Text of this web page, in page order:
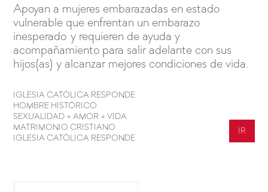
Apoyan a mujeres embarazadas en estado
vulnerable que enfrentan un embarazo
inesperado y requieren de ayuda y
acompañamiento para salir adelante con sus
hijos(as) y alcanzar mejores condiciones de vida.
IGLESIA CATÓLICA RESPONDE
HOMBRE HISTÓRICO
SEXUALIDAD + AMOR + VIDA
MATRIMONIO CRISTIANO
IGLESIA CATÓLICA RESPONDE
IR